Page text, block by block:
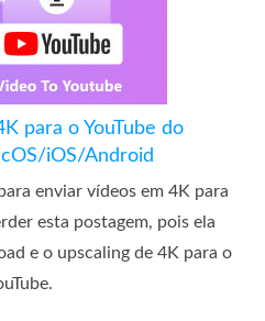
para o YouTube do
iOS/Android
enviar vídeos em 4K para
esta postagem, pois ela
e o upscaling de 4K para o